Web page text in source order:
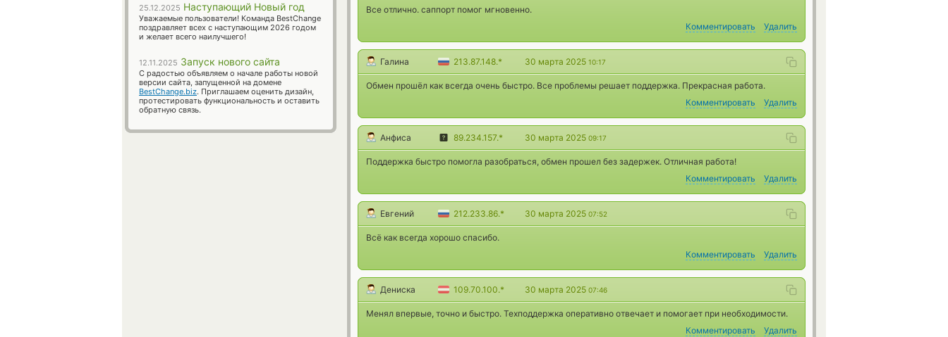
Все отлично. саппорт помог мгновенно.
Комментировать
Удалить
Галина 213.87.148.* 30 марта 2025 10:17
Обмен прошёл как всегда очень быстро. Все проблемы решает поддержка. Прекрасная работа.
Комментировать
Удалить
Анфиса 89.234.157.* 30 марта 2025 09:17
Поддержка быстро помогла разобраться, обмен прошел без задержек. Отличная работа!
Комментировать
Удалить
Евгений 212.233.86.* 30 марта 2025 07:52
Всё как всегда хорошо спасибо.
Комментировать
Удалить
Дениска 109.70.100.* 30 марта 2025 07:46
Менял впервые, точно и быстро. Техподдержка оперативно отвечает и помогает при необходимости.
Комментировать
Удалить
25.12.2025 Наступающий Новый год
Уважаемые пользователи! Команда BestChange
поздравляет всех с наступающим 2026 годом
и желает всего наилучшего!
12.11.2025 Запуск нового сайта
С радостью объявляем о начале работы новой
версии сайта, запущенной на домене
BestChange.biz. Приглашаем оценить дизайн,
протестировать функциональность и оставить
обратную связь.